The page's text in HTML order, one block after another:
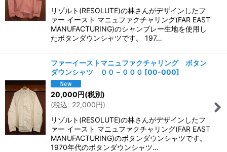
リゾルト(RESOLUTE)の林さんがデザインしたフ
ァー イースト マニュファクチャリング(FAR EAST
MANUFACTURING)のシャンブレー生地を使用し
たボタンダウンシャツです。 197…
ファーイーストマニュファクチャリング ボタン
ダウンシャツ ００－０００ [00-000]
20,000円(税別)
(税込: 22,000円)
リゾルト(RESOLUTE)の林さんがデザインしたフ
ァー イースト マニュファクチャリング(FAR EAST
MANUFACTURING)のボタンダウンシャツです。
1970年代のボタンダウンシャツ…